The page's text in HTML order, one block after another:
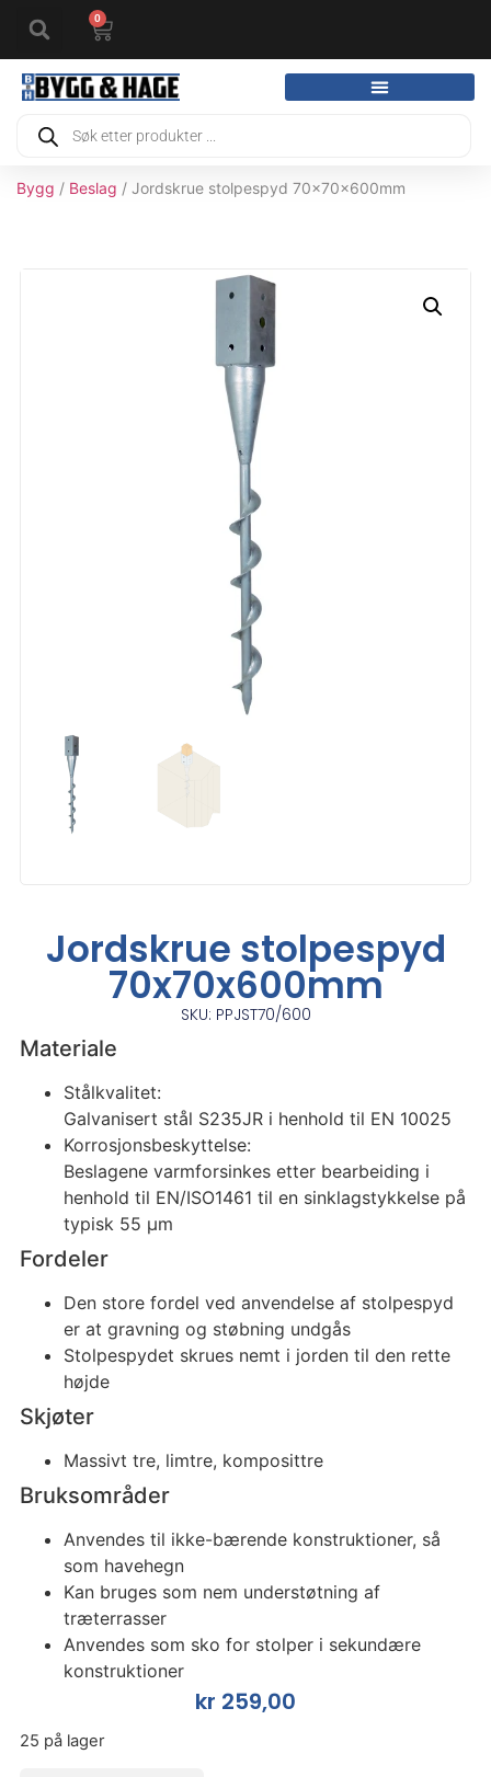
0
Bygg / Beslag / Jordskrue stolpespyd 70x70x600mm
Jordskrue stolpespyd
70x70x600mm
SKU: PPJST70/600
Materiale
Stålkvalitet:
Galvanisert stål S235JR i henhold til EN 10025
Korrosjonsbeskyttelse:
Beslagene varmforsinkes etter bearbeiding i
henhold til EN/ISO1461 til en sinklagstykkelse på
typisk 55 μm
Fordeler
Den store fordel ved anvendelse af stolpespyd
er at gravning og støbning undgås
Stolpespydet skrues nemt i jorden til den rette
højde
Skjøter
Massivt tre, limtre, komposittre
Bruksområder
Anvendes til ikke-bærende konstruktioner, så
som havehegn
Kan bruges som nem understøtning af
træterrasser
Anvendes som sko for stolper i sekundære
konstruktioner
kr 259,00
25 på lager